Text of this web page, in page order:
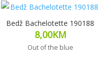
Bedž Bachelotette 190188
8,00KM
Out of the blue